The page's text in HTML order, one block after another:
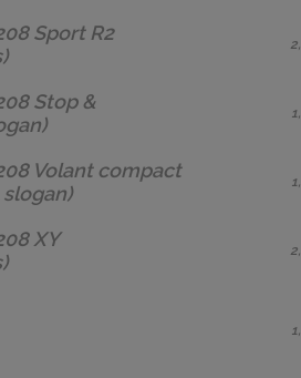
Sport R2
Stop &
Volant compact
slogan)
XY